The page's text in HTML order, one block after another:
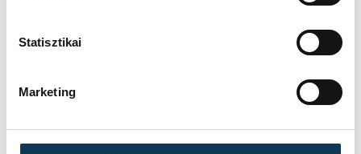
Statisztikai
Marketing